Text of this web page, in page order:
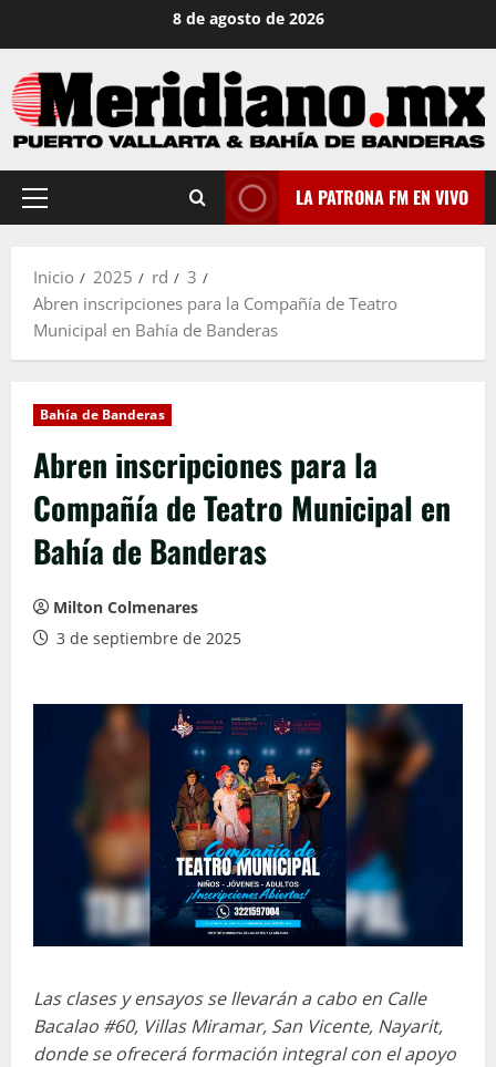
contenido
8 de agosto de 2026
Menú
LA PATRONA FM EN VIVO
Inicio 2025 rd
3
Abren inscripciones para la Compañía de Teatro
Municipal en Bahía de Banderas
Bahía de Banderas
Abren inscripciones para la
Compañía de Teatro Municipal en
Bahía de Banderas
Milton Colmenares
3 de septiembre de 2025
Las clases y ensayos se llevarán a cabo en Calle
Bacalao #60, Villas Miramar, San Vicente, Nayarit,
donde se ofrecerá formación integral con el apoyo